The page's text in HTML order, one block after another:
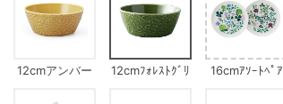
12cmアンバー
12cmﾌｫﾚｽﾄｸﾞﾘ
16cmｱｿｰﾄﾍﾟｱ